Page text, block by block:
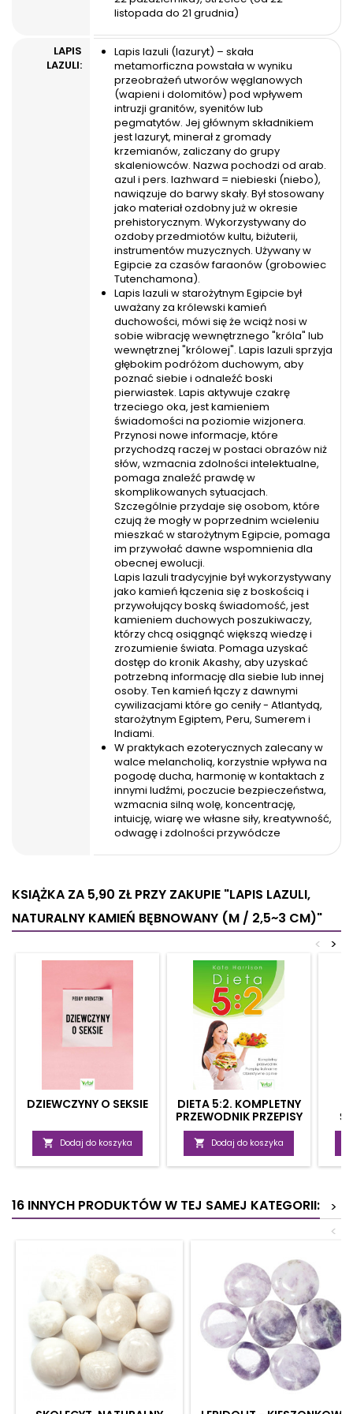
listopada do 21 grudnia)
LAPIS
LAZULI:
Lapis lazuli (lazuryt) – skała
metamorficzna powstała w wyniku
przeobrażeń utworów węglanowych
(wapieni i dolomitów) pod wpływem
intruzji granitów, syenitów lub
pegmatytów. Jej głównym składnikiem
jest lazuryt, minerał z gromady
krzemianów, zaliczany do grupy
skaleniowców. Nazwa pochodzi od arab.
azul i pers. lazhward = niebieski (niebo),
nawiązuje do barwy skały. Był stosowany
jako materiał ozdobny już w okresie
prehistorycznym. Wykorzystywany do
ozdoby przedmiotów kultu, biżuterii,
instrumentów muzycznych. Używany w
Egipcie za czasów faraonów (grobowiec
Tutenchamona).
Lapis lazuli w starożytnym Egipcie był
uważany za królewski kamień
duchowości, mówi się że wciąż nosi w
sobie wibrację wewnętrznego "króla" lub
wewnętrznej "królowej". Lapis lazuli sprzyja
głębokim podróżom duchowym, aby
poznać siebie i odnaleźć boski
pierwiastek. Lapis aktywuje czakrę
trzeciego oka, jest kamieniem
świadomości na poziomie wizjonera.
Przynosi nowe informacje, które
przychodzą raczej w postaci obrazów niż
słów, wzmacnia zdolności intelektualne,
pomaga znaleźć prawdę w
skomplikowanych sytuacjach.
Szczególnie przydaje się osobom, które
czują że mogły w poprzednim wcieleniu
mieszkać w starożytnym Egipcie, pomaga
im przywołać dawne wspomnienia dla
obecnej ewolucji.
Lapis lazuli tradycyjnie był wykorzystywany
jako kamień łączenia się z boskością i
przywołujący boską świadomość, jest
kamieniem duchowych poszukiwaczy,
którzy chcą osiągnąć większą wiedzę i
zrozumienie świata. Pomaga uzyskać
dostęp do kronik Akashy, aby uzyskać
potrzebną informację dla siebie lub innej
osoby. Ten kamień łączy z dawnymi
cywilizacjami które go ceniły - Atlantydą,
starożytnym Egiptem, Peru, Sumerem i
Indiami.
W praktykach ezoterycznych zalecany w
walce melancholią, korzystnie wpływa na
pogodę ducha, harmonię w kontaktach z
innymi ludźmi, poczucie bezpieczeństwa,
wzmacnia silną wolę, koncentrację,
intuicję, wiarę we własne siły, kreatywność,
odwagę i zdolności przywódcze
KSIĄŻKA ZA 5,90 ZŁPRZY ZAKUPIE "LAPIS LAZULI,
NATURALNY KAMIEŃ BĘBNOWANY (M / 2,5~3 CM)"
>
<
DZIEWCZYNY O SEKSIE
 Dodaj do koszyka
DIETA 5:2. KOMPLETNY
PRZEWODNIK PRZEPISY
KULINARNE,
OBIEKTYWNE OPINIE
 Dodaj do koszyka
16 INNYCH PRODUKTÓW W TEJ SAMEJ KATEGORII:
>
<